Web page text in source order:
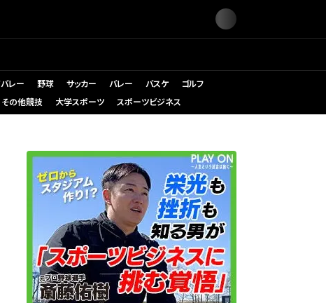
レー 野球 サッカー バレー バスケ
ゴルフ
その他競技 大学スポーツ スポーツビジネス